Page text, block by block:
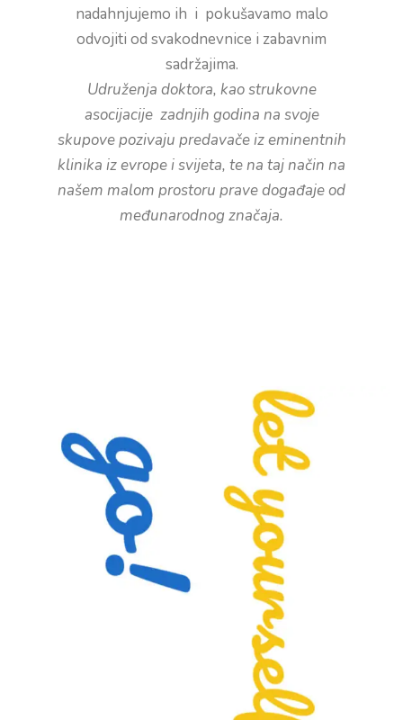
nadahnjujemo ih i pokušavamo malo
odvojiti od svakodnevnice i zabavnim
sadržajima.
Udruženja doktora, kao strukovne
asocijacije zadnjih godina na svoje
skupove pozivaju predavače iz eminentnih
klinika iz evrope i svijeta, te na taj način na
našem malom prostoru prave događaje od
međunarodnog značaja.